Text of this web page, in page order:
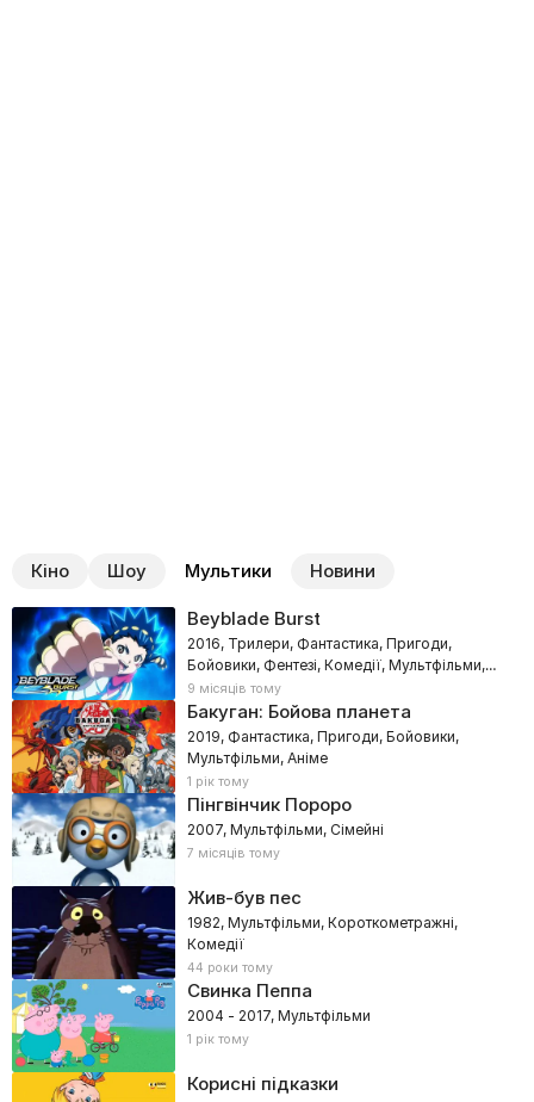
Кіно Шоу Мультики Новини
Beyblade Burst
2016, Трилери, Фантастика, Пригоди,
Бойовики, Фентезі, Комедії, Мультфільми,
Сімейні, Аніме
9 місяців тому
Бакуган: Бойова планета
2019, Фантастика, Пригоди, Бойовики,
Мультфільми, Аніме
1 рік тому
Пінгвінчик Пороро
2007, Мультфільми, Сімейні
7 місяців тому
Жив-був пес
1982, Мультфільми, Короткометражні,
Комедії
44 роки тому
Свинка Пеппа
2004 - 2017, Мультфільми
1 рік тому
Корисні підказки